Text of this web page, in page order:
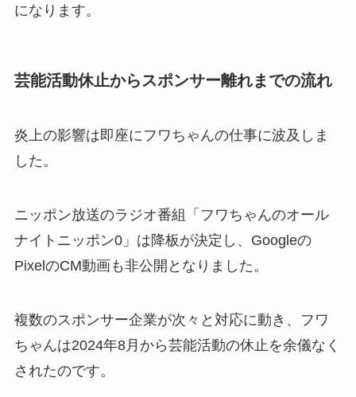
になります。
芸能活動休止からスポンサー離れまでの流れ
炎上の影響は即座にフワちゃんの仕事に波及しま
した。
ニッポン放送のラジオ番組「フワちゃんのオール
ナイトニッポン0」は降板が決定し、Googleの
PixelのCM動画も非公開となりました。
複数のスポンサー企業が次々と対応に動き、フワ
ちゃんは2024年8月から芸能活動の休止を余儀なく
されたのです。